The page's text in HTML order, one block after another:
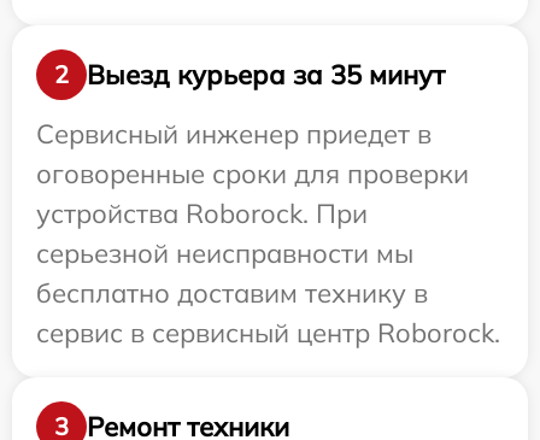
2
Выезд курьера за 35 минут
Сервисный инженер приедет в
оговоренные сроки для проверки
устройства Roborock. При
серьезной неисправности мы
бесплатно доставим технику в
сервис в сервисный центр Roborock.
3
Ремонт техники